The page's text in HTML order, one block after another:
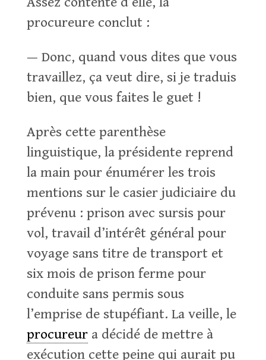
procureure conclut :
— Donc, quand vous dites que vous
travaillez, ça veut dire, si je traduis
bien, que vous faites le guet !
Après cette parenthèse
linguistique, la présidente reprend
la main pour énumérer les trois
mentions sur le casier judiciaire du
prévenu : prison avec sursis pour
vol, travail d’intérêt général pour
voyage sans titre de transport et
six mois de prison ferme pour
conduite sans permis sous
l’emprise de stupéfiant. La veille, le
procureura décidé de mettre à
exécution cette peine qui aurait pu